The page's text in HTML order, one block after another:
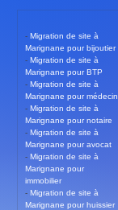
- Migration de site à
Marignane pour bijoutier
- Migration de site à
Marignane pour BTP
- Migration de site à
Marignane pour médecin
- Migration de site à
Marignane pour notaire
- Migration de site à
Marignane pour avocat
- Migration de site à
Marignane pour
immobilier
- Migration de site à
Marignane pour huissier